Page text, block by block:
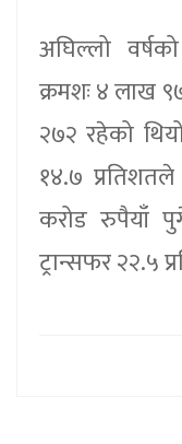
अघिल्लो
क्रमशः ४ लाख
२७२ रहेको
१४.७
करोड रुपैयाँ
ट्रान्सफर २२.५